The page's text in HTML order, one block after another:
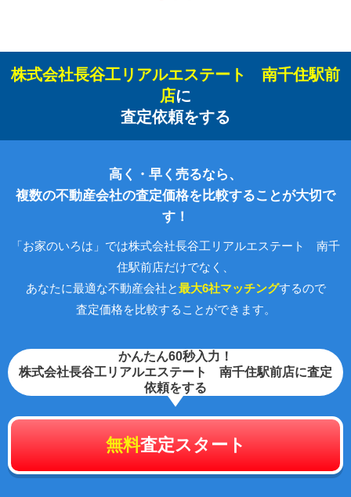
株式会社長谷工リアルエステート 南千住駅前
店に
査定依頼をする
高く・早く売るなら、
複数の不動産会社の査定価格を比較することが大切で
す！
「お家のいろは」では株式会社長谷工リアルエステート 南千
住駅前店だけでなく、
あなたに最適な不動産会社と最大6社マッチングするので
査定価格を比較することができます。
かんたん60秒入力！
株式会社長谷工リアルエステート 南千住駅前店に査定
依頼をする
無料査定スタート